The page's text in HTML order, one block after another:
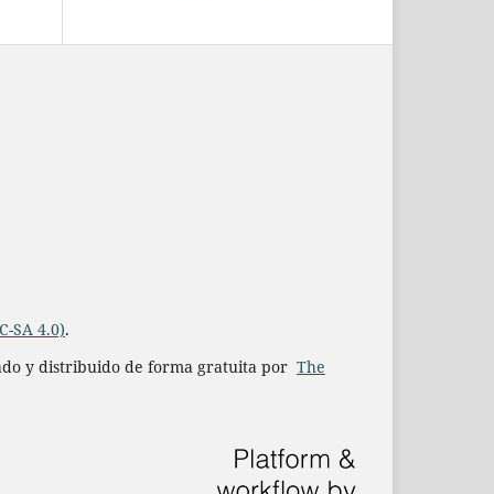
SA 4.0).
y distribuido de forma gratuita por The